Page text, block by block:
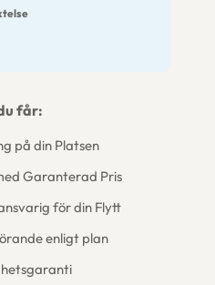
får:
på din Platsen
Garanterad Pris
för din Flytt
enligt plan